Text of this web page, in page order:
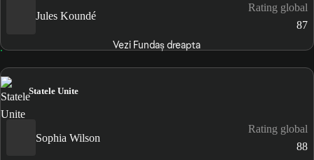
Jules Koundé
Rating global
87
Vezi Fundaș dreapta
Statele Unite
Sophia Wilson
Rating global
88